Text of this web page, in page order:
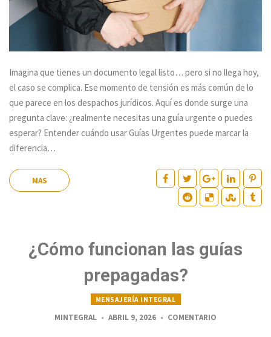
Imagina que tienes un documento legal listo… pero si no llega hoy,
el caso se complica. Ese momento de tensión es más común de lo
que parece en los despachos jurídicos. Aquí es donde surge una
pregunta clave: ¿realmente necesitas una guía urgente o puedes
esperar? Entender cuándo usar Guías Urgentes puede marcar la
diferencia…
MAS
¿Cómo funcionan las guías
prepagadas?
MENSAJERÍA INTEGRAL
MINTEGRAL ABRIL 9, 2026 COMENTARIO